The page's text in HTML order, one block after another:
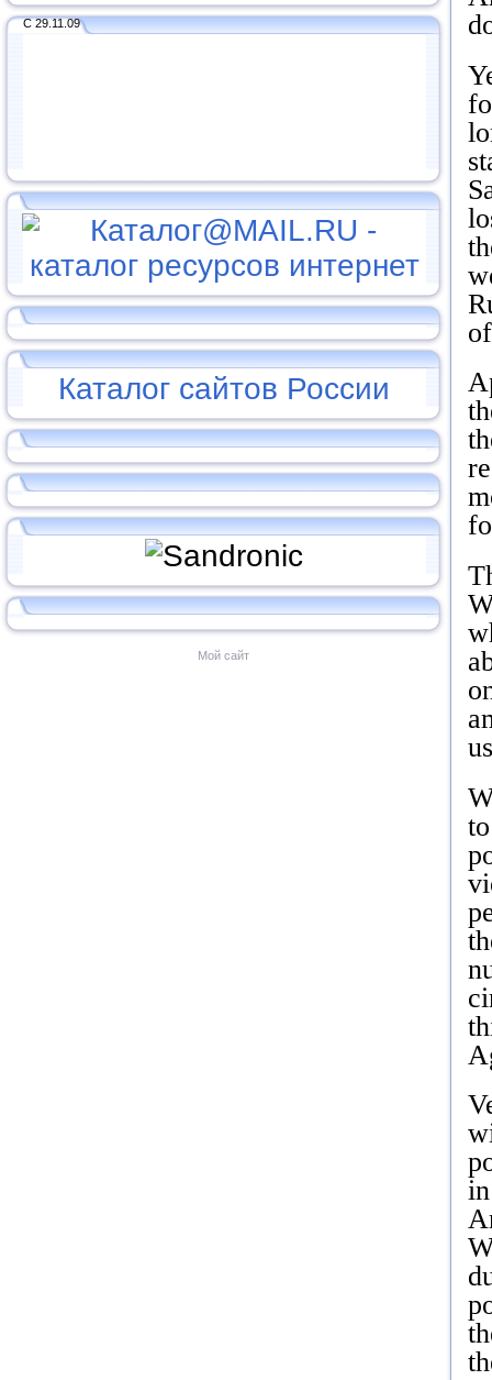
С 29.11.09
Каталог сайтов России
Мой сайт